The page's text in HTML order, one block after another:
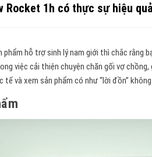
Rocket 1h có thực sự hiệu
phẩm hỗ trợ sinh lý nam giới thì chắc rằng
việc cải thiện chuyện chăn gối vợ chồng,
và xem sản phẩm có như “lời đồn” không